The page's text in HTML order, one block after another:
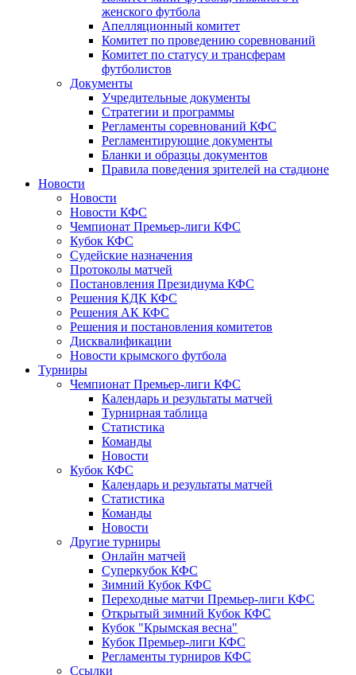
женского футбола
Апелляционный комитет
Комитет по проведению соревнований
Комитет по статусу и трансферам
футболистов
Документы
Учредительные документы
Стратегии и программы
Регламенты соревнований КФС
Регламентирующие документы
Бланки и образцы документов
Правила поведения зрителей на стадионе
Новости
Новости
Новости КФС
Чемпионат Премьер-лиги КФС
Кубок КФС
Судейские назначения
Протоколы матчей
Постановления Президиума КФС
Решения КДК КФС
Решения АК КФС
Решения и постановления комитетов
Дисквалификации
Новости крымского футбола
Турниры
Чемпионат Премьер-лиги КФС
Календарь и результаты матчей
Турнирная таблица
Статистика
Команды
Новости
Кубок КФС
Календарь и результаты матчей
Статистика
Команды
Новости
Другие турниры
Онлайн матчей
Суперкубок КФС
Зимний Кубок КФС
Переходные матчи Премьер-лиги КФС
Открытый зимний Кубок КФС
Кубок "Крымская весна"
Кубок Премьер-лиги КФС
Регламенты турниров КФС
Ссылки